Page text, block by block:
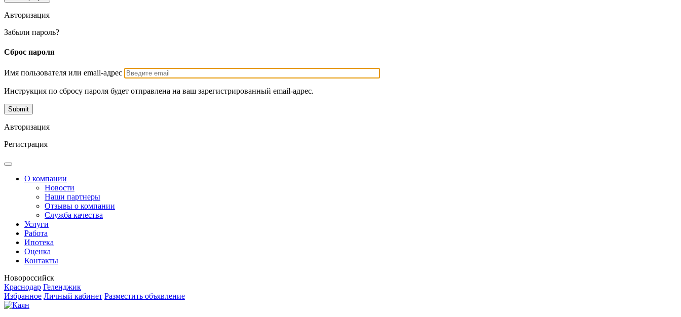
Авторизация
Забыли пароль?
Сброс пароля
Имя пользователя или email-адрес
Инструкция по сбросу пароля будет отправлена на ваш зарегистрированный email-адрес.
Авторизация
Регистрация
О компании
Новости
Наши партнеры
Отзывы о компании
Служба качества
Услуги
Работа
Ипотека
Оценка
Контакты
Новороссийск
Краснодар Геленджик
Избранное Личный кабинет Разместить объявление